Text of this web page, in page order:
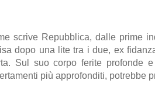
scrive Repubblica, dalle prime
dopo una lite tra i due, ex
Sul suo corpo ferite profonde
più approfonditi, potrebbe